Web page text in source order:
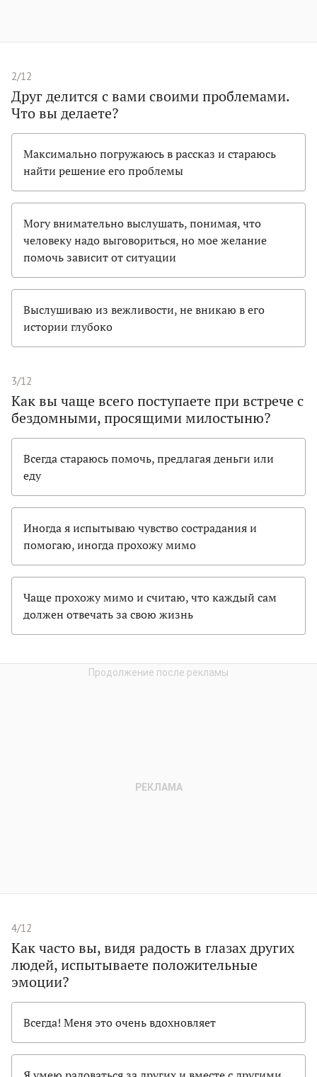
2/12
Друг делится с вами своими проблемами.
Что вы делаете?
Максимально погружаюсь в рассказ и стараюсь
найти решение его проблемы
Могу внимательно выслушать, понимая, что
человеку надо выговориться, но мое желание
помочь зависит от ситуации
Выслушиваю из вежливости, не вникаю в его
истории глубоко
3/12
Как вы чаще всего поступаете при встрече с
бездомными, просящими милостыню?
Всегда стараюсь помочь, предлагая деньги или
еду
Иногда я испытываю чувство сострадания и
помогаю, иногда прохожу мимо
Чаще прохожу мимо и считаю, что каждый сам
должен отвечать за свою жизнь
4/12
Как часто вы, видя радость в глазах других
людей, испытываете положительные
эмоции?
Всегда! Меня это очень вдохновляет